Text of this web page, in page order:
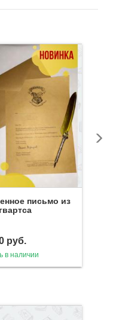
письмо из
руб.
в наличии